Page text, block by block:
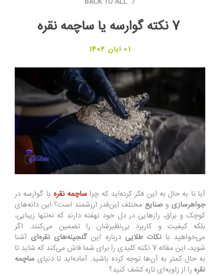
7 نکته گوارسه یا ساچمه نقره
01 آبان 1402
آیا تا به حال به این فکر کرده‌اید که چرا ساچمه نقره یا گوارسه در
جواهرسازی و صنایعمختلف این‌قدر ارزشمند است؟ این دانه‌های
کوچک و براق، رازهایی در دل خود نهفته دارند که نه‌تنها زیبایی،
بلکه کیفیت و کاربرد بی‌نظیرشان را تضمین می‌کنند. اگر
می‌خواهید بانکات طلایی درباره این گنجینه‌های نقره‌ایآشنا
شوید، این مقاله 7 نکته کلیدی را برای شما فاش می‌کند که شاید تا
به حال کمتر به آن‌ها توجه کرده باشید. آماده‌اید تا دنیای ساچمه
نقره را از زاویه‌ای تازه کشف کنید؟